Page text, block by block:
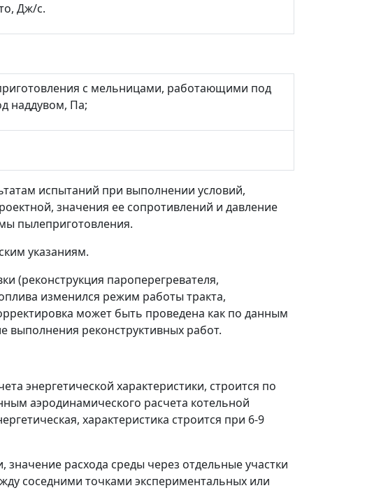
Дж/с.
с мельницами, работающими под
наддувом, Па;
испытаний при выполнении условий,
значения ее сопротивлений и давление
пылеприготовления.
указаниям.
(реконструкция пароперегревателя,
изменился режим работы тракта,
может быть проведена как по данным
выполнения реконструктивных работ.
энергетической характеристики, строится по
аэродинамического расчета котельной
характеристика строится при 6-9
значение расхода среды через отдельные участки
соседними точками экспериментальных или